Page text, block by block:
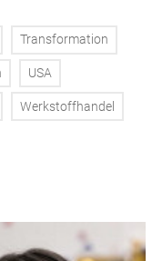
Transformation
USA
Werkstoffhandel